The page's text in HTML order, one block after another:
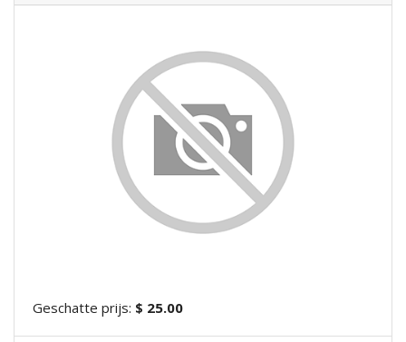
Geschatte prijs: $ 25.00